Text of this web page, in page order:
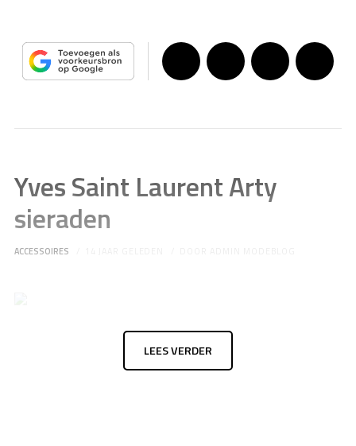
Yves Saint Laurent Arty
sieraden
ACCESSOIRES
LEES VERDER